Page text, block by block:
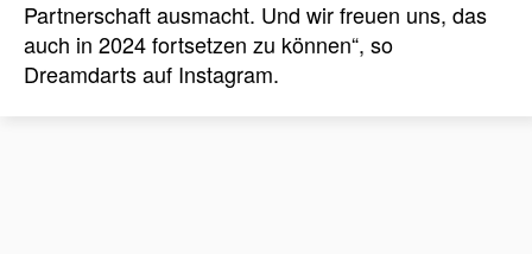
Partnerschaft ausmacht. Und wir freuen uns, das
auch in 2024 fortsetzen zu können“, so
Dreamdarts auf Instagram.